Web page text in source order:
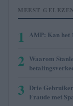
MEEST GELEZEN
1 AMP: Kan het
2 Waarom
3 Drie
Fraude met